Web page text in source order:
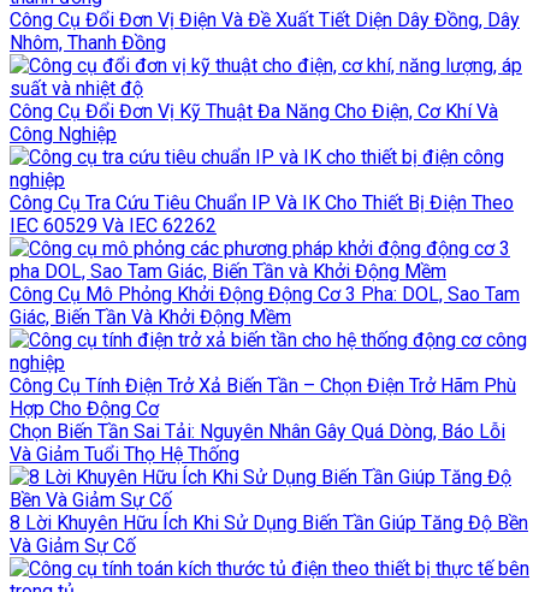
Công Cụ Đổi Đơn Vị Điện Và Đề Xuất Tiết Diện Dây Đồng, Dây
Nhôm, Thanh Đồng
Công Cụ Đổi Đơn Vị Kỹ Thuật Đa Năng Cho Điện, Cơ Khí Và
Công Nghiệp
Công Cụ Tra Cứu Tiêu Chuẩn IP Và IK Cho Thiết Bị Điện Theo
IEC 60529 Và IEC 62262
Công Cụ Mô Phỏng Khởi Động Động Cơ 3 Pha: DOL, Sao Tam
Giác, Biến Tần Và Khởi Động Mềm
Công Cụ Tính Điện Trở Xả Biến Tần – Chọn Điện Trở Hãm Phù
Hợp Cho Động Cơ
Chọn Biến Tần Sai Tải: Nguyên Nhân Gây Quá Dòng, Báo Lỗi
Và Giảm Tuổi Thọ Hệ Thống
8 Lời Khuyên Hữu Ích Khi Sử Dụng Biến Tần Giúp Tăng Độ Bền
Và Giảm Sự Cố